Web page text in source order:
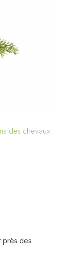
des chevaux
près des